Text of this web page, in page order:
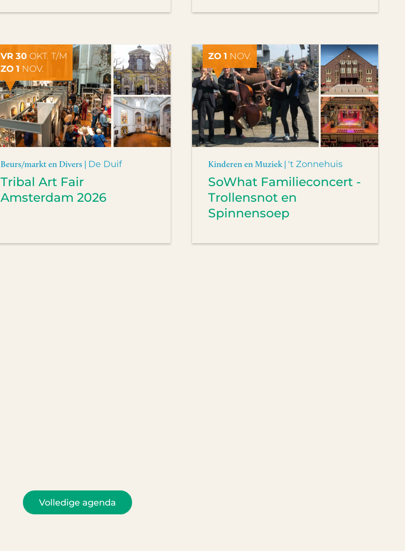
VR 30OKT. T/M
ZO 1 NOV.
Beurs/markt en Divers | De Duif
Tribal Art Fair
Amsterdam 2026
ZO 1 NOV.
Kinderen en Muziek | 't Zonnehuis
SoWhat Familieconcert -
Trollensnot en
Spinnensoep
Volledige agenda